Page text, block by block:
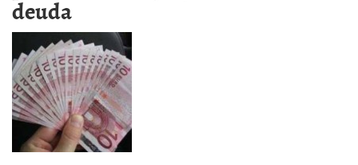
deuda